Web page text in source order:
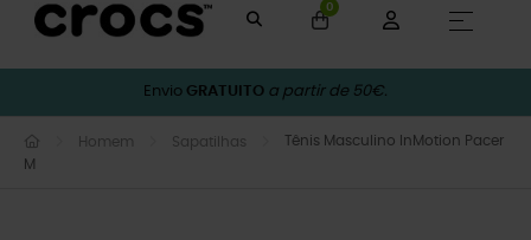
0
☰
Envio GRATUITO a partir de 50€.
Homem Sapatilhas
Tênis Masculino InMotion Pacer
M